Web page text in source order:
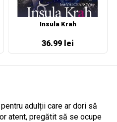
Insula Krah
36.99 lei
adulții care ar dori să
atent, pregătit să se ocupe